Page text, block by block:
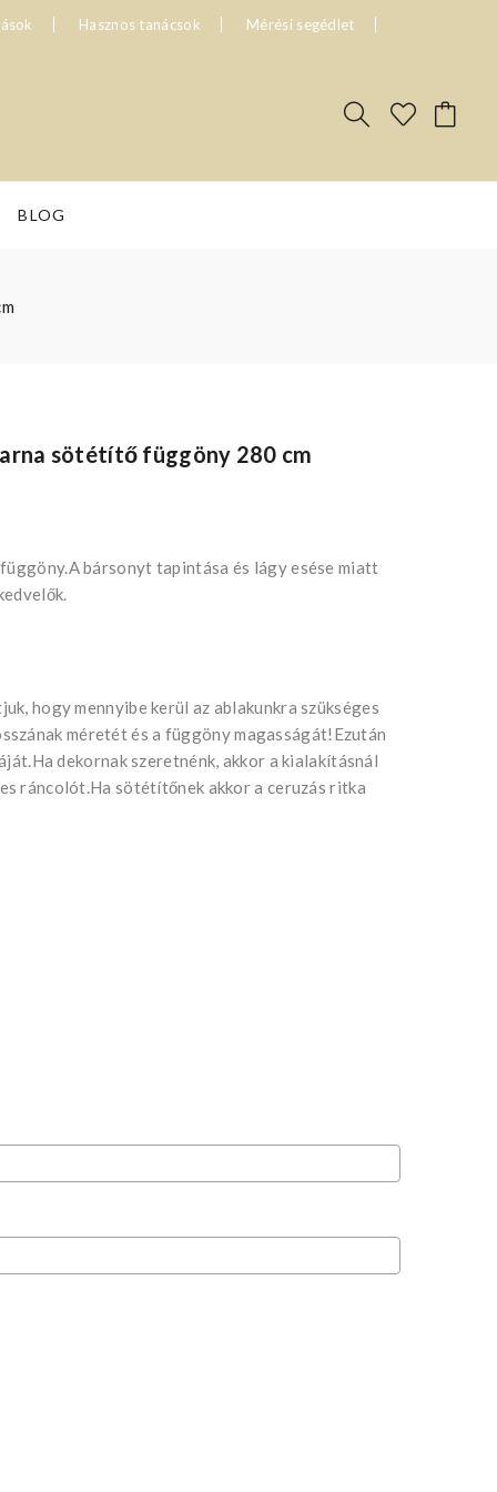
Hasznos tanácsok Mérési segédlet
BLOG
sötétítő függöny 280 cm
bársonyt tapintása és lágy esése miatt
hogy mennyibe kerül az ablakunkra szükséges
méretét és a függöny magasságát!Ezután
dekornak szeretnénk, akkor a kialakításnál
ráncolót.Ha sötétítőnek akkor a ceruzás ritka